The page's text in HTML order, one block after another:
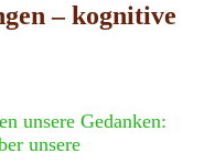
– kognitive
unsere Gedanken:
unsere